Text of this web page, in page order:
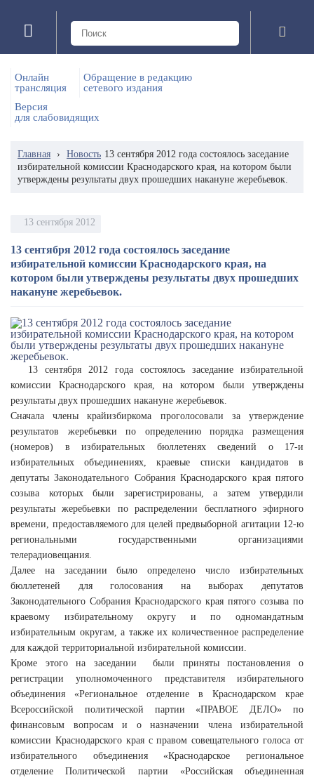
Онлайн
трансляция
Обращение в редакцию
сетевого издания
Версия
для слабовидящих
Главная › Новость 13 сентября 2012 года состоялось заседание
избирательной комиссии Краснодарского края, на котором были
утверждены результаты двух прошедших накануне жеребьевок.
13 сентября 2012
13 сентября 2012 года состоялось заседание
избирательной комиссии Краснодарского края, на
котором были утверждены результаты двух прошедших
накануне жеребьевок.
13 сентября 2012 года состоялось заседание избирательной
комиссии Краснодарского края, на котором были утверждены
результаты двух прошедших накануне жеребьевок.
Сначала члены крайизбиркома проголосовали за утверждение
результатов жеребьевки по определению порядка размещения
(номеров) в избирательных бюллетенях сведений о 17-и
избирательных объединениях, краевые списки кандидатов в
депутаты Законодательного Собрания Краснодарского края пятого
созыва которых были зарегистрированы, а затем утвердили
результаты жеребьевки по распределении бесплатного эфирного
времени, предоставляемого для целей предвыборной агитации 12-ю
региональными государственными организациями
телерадиовещания.
Далее на заседании было определено число избирательных
бюллетеней для голосования на выборах депутатов
Законодательного Собрания Краснодарского края пятого созыва по
краевому избирательному округу и по одномандатным
избирательным округам, а также их количественное распределение
для каждой территориальной избирательной комиссии.
Кроме этого на заседании были приняты постановления о
регистрации уполномоченного представителя избирательного
объединения «Региональное отделение в Краснодарском крае
Всероссийской политической партии «ПРАВОЕ ДЕЛО» по
финансовым вопросам и о назначении члена избирательной
комиссии Краснодарского края с правом совещательного голоса от
избирательного объединения «Краснодарское региональное
отделение Политической партии «Российская объединенная